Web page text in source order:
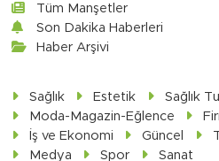
Tüm Manşetler
Son Dakika Haberleri
Haber Arşivi
Sağlık Estetik
Sağlık
Moda-Magazin-Eğlence
İş ve Ekonomi
Güncel
Medya
Spor Sanat